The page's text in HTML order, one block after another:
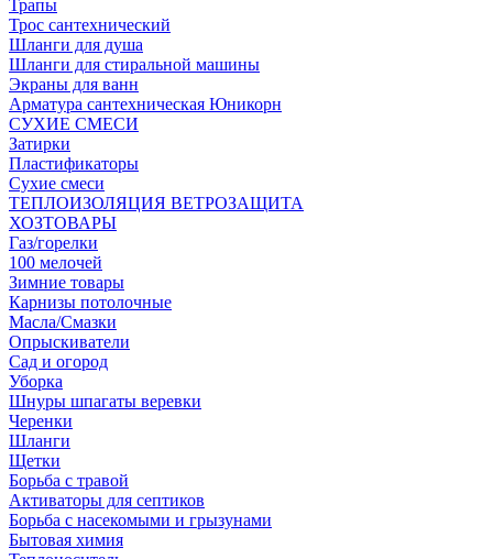
Трапы
Трос сантехнический
Шланги для душа
Шланги для стиральной машины
Экраны для ванн
Арматура сантехническая Юникорн
СУХИЕ СМЕСИ
Затирки
Пластификаторы
Сухие смеси
ТЕПЛОИЗОЛЯЦИЯ ВЕТРОЗАЩИТА
ХОЗТОВАРЫ
Газ/горелки
100 мелочей
Зимние товары
Карнизы потолочные
Масла/Смазки
Опрыскиватели
Сад и огород
Уборка
Шнуры шпагаты веревки
Черенки
Шланги
Щетки
Борьба с травой
Активаторы для септиков
Борьба с насекомыми и грызунами
Бытовая химия